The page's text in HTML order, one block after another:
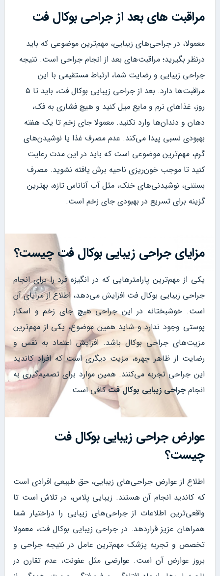
مراقبت های بعد از جراحی بوکال فت
معمولا، در جراحی‌های زیبایی، مهم‌ترین موضوعی که باید
درنظر بگیرید؛ مراقبت‌های بعد از انجام جراحی است. نتیجه
جراحی زیبایی و رضایت شما، ارتباط مستقیمی با این
مراقبت‌ها دارد. بعد از جراحی زیبایی بوکال فت، باید تا ۵
روز، غذاهای نرم و مایع میل کنید و هیچ فشاری به فک،
دهان و دندان‌ها وارد نکنید. معمولا جای زخم تا یک هفته
بهبودی نسبی پیدا می‌کند. عدم مصرف غذا یا نوشیدن‌های
گرم، مهم‌ترین موضوعی است که باید در این مدت رعایت
کنید تا موجب خون‌ریزی ناحیه برش یافته نشوید. مصرف
بستنی، نوشیدنی‌های خنک، مثل آب آناناس تازه، بهترین
گزینه برای تسریع در بهبودی جای زخم است.
مزایای جراحی زیبایی بوکال فت چیست؟
یکی از مهم‌ترین پارامترهایی که در انگیزه فرد را برای انجام
جراحی زیبایی بوکال فت افزایش می‌دهد، اطلاع از مزایای آن
است. خوشبختانه در این جراحی هیچ جای زخم و اسکار
پوستی وجود ندارد و شاید همین موضوع، یکی از مهم‌ترین
مزیت‌های جراحی بوکال باشد. افزایش اعتماد به نفس و
رضایت از ظاهر چهره، مزیت دیگری است که افراد کاندید
این جراحی تجربه می‌کنند. همین موارد برای تصمیم‌گیری به
انجامجراحی زیبایی بوکال فتکافی است.
عوارض جراحی زیبایی بوکال فت
چیست؟
اطلاع از عوارض جراحی‌های زیبایی، حق طبیعی افرادی است
که کاندید انجام آن هستند. زیبایی پلاس، در تلاش است تا
واقعی‌ترین اطلاعات از جراحی‌های زیبایی را دراختیار شما
همراهان عزیز قراردهد. در جراحی زیبایی بوکال فت، معمولا
تخصص و تجربه پزشک مهم‌ترین عامل در نتیجه جراحی و
بروز عوارض آن است. عوارضی مثل عفونت، عدم تقارن در